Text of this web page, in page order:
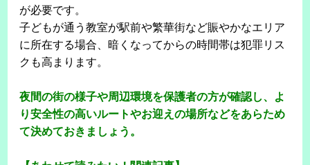
が必要です。
子どもが通う教室が駅前や繁華街など賑やかなエリア
に所在する場合、暗くなってからの時間帯は犯罪リス
クも高まります。
夜間の街の様子や周辺環境を保護者の方が確認し、よ
り安全性の高いルートやお迎えの場所などをあらため
て決めておきましょう。